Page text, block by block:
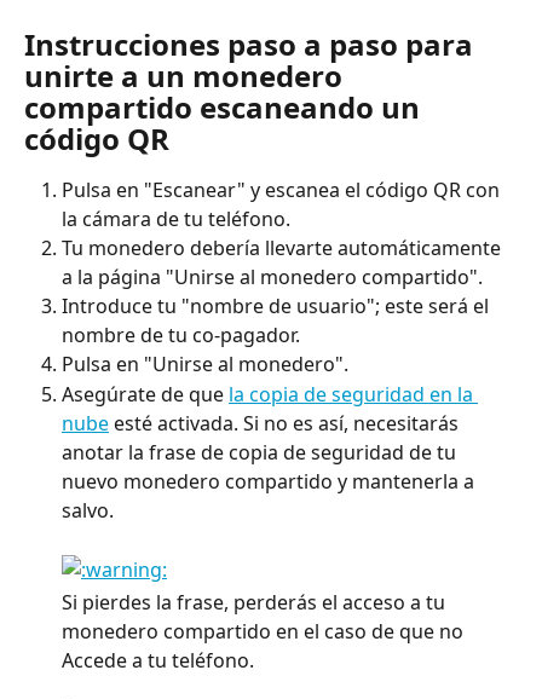
Instrucciones paso a paso para
unirte a un monedero
compartido escaneando un
código QR
Pulsa en "Escanear" y escanea el código QR con
la cámara de tu teléfono.
Tu monedero debería llevarte automáticamente
a la página "Unirse al monedero compartido".
Introduce tu "nombre de usuario"; este será el
nombre de tu co-pagador.
Pulsa en "Unirse al monedero".
Asegúrate de que la copia de seguridad en la
nube esté activada. Si no es así, necesitarás
anotar la frase de copia de seguridad de tu
nuevo monedero compartido y mantenerla a
salvo.
Si pierdes la frase, perderás el acceso a tu
monedero compartido en el caso de que no
Accede a tu teléfono.